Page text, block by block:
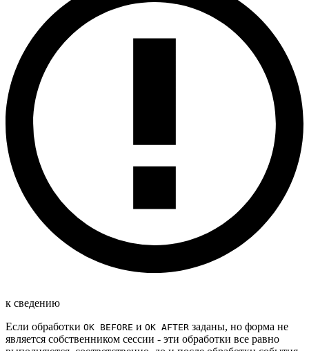
к сведению
Если обработки OK BEFORE и OK AFTER заданы, но форма не
является собственником сессии - эти обработки все равно